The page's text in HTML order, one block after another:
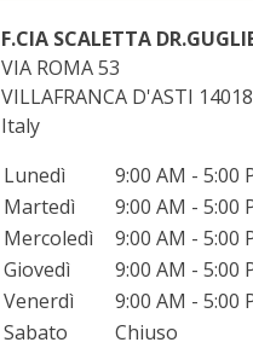
F.CIA SCALETTA
VIA ROMA 53
VILLAFRANCA D'ASTI 14018
Italy
Lunedì
9:00 AM - 5:00
Martedì
9:00 AM - 5:00
Mercoledì
9:00 AM - 5:00
Giovedì
9:00 AM - 5:00
Venerdì
9:00 AM - 5:00
Sabato
Chiuso